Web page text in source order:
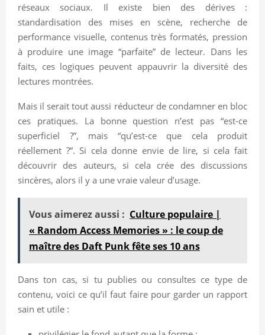
réseaux sociaux. Il existe bien des dérives :
standardisation des mises en scène, recherche de
performance visuelle, contenus très formatés, pression
à produire une image “parfaite” de lecteur. Dans les
faits, ces logiques peuvent appauvrir la diversité des
lectures montrées.
Mais il serait tout aussi réducteur de condamner en bloc
ces pratiques. La bonne question n’est pas “est-ce
superficiel ?”, mais “qu’est-ce que cela produit
réellement ?”. Si cela donne envie de lire, si cela fait
découvrir des auteurs, si cela crée des discussions
sincères, alors il y a une vraie valeur d’usage.
Vous aimerez aussi : Culture populaire |
« Random Access Memories » : le coup de
maître des Daft Punk fête ses 10 ans
Dans ton cas, si tu publies ou consultes ce type de
contenu, voici ce qu’il faut faire pour garder un rapport
sain et utile :